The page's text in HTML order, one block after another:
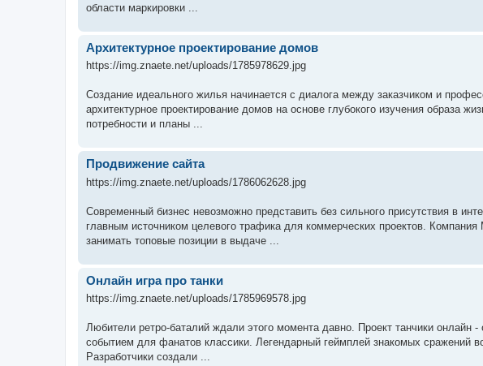
области маркировки ...
Aрхитектурное проектирование домов
https://img.znaete.net/uploads/1785978629.jpg
Создание идеального жилья начинается с диалога между заказчиком и
архитектурное проектирование домов на основе глубокого изучения образа
потребности и планы ...
Продвижение сайта
https://img.znaete.net/uploads/1786062628.jpg
Современный бизнес невозможно представить без сильного присутствия в
главным источником целевого трафика для коммерческих проектов.
занимать топовые позиции в выдаче ...
Онлайн игра про танки
https://img.znaete.net/uploads/1785969578.jpg
Любители ретро-баталий ждали этого момента давно. Проект танчики онлайн -
событием для фанатов классики. Легендарный геймплей знакомых сражений
Разработчики создали ...